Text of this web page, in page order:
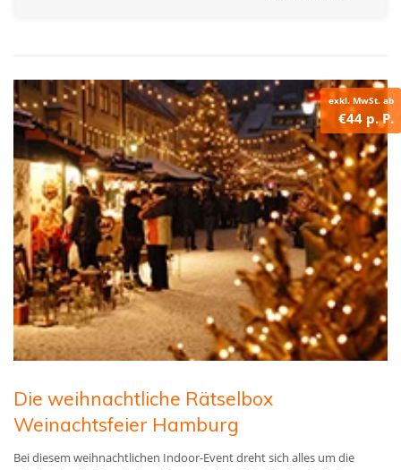
exkl. MwSt. ab
€44 p. P.
Die weihnachtliche Rätselbox
Weinachtsfeier Hamburg
Bei diesem weihnachtlichen Indoor-Event dreht sich alles um die